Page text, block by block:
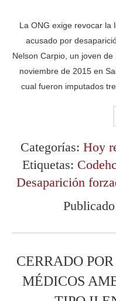
La ONG exige revocar la
acusado por
Nelson Carpio, un joven
noviembre de 2015 en
cual fueron imputados
Categorías: Hoy
Etiquetas:
Desaparición
CERRADO
MÉDICOS